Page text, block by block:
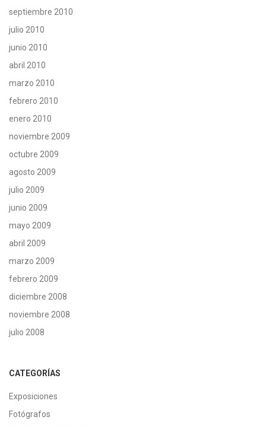
septiembre 2010
julio 2010
junio 2010
abril 2010
marzo 2010
febrero 2010
enero 2010
noviembre 2009
octubre 2009
agosto 2009
julio 2009
junio 2009
mayo 2009
abril 2009
marzo 2009
febrero 2009
diciembre 2008
noviembre 2008
julio 2008
CATEGORÍAS
Exposiciones
Fotógrafos